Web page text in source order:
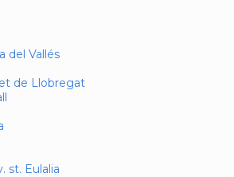
del Vallés
de Llobregat
st. Eulalia